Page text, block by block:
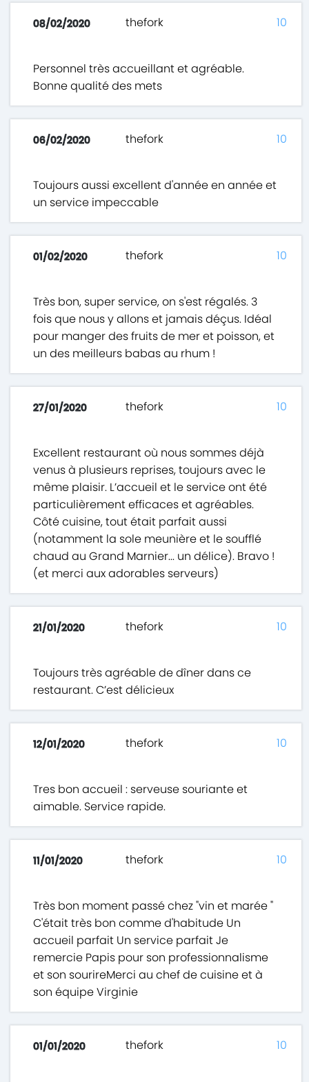
08/02/2020 thefork
Personnel très accueillant et agréable.
Bonne qualité des mets
10
06/02/2020 thefork
Toujours aussi excellent d'année en année et
un service impeccable
10
01/02/2020 thefork
Très bon, super service, on s'est régalés. 3
fois que nous y allons et jamais déçus. Idéal
pour manger des fruits de mer et poisson, et
un des meilleurs babas au rhum !
10
27/01/2020 thefork
Excellent restaurant où nous sommes déjà
venus à plusieurs reprises, toujours avec le
même plaisir. L’accueil et le service ont été
particulièrement efficaces et agréables.
Côté cuisine, tout était parfait aussi
(notamment la sole meunière et le soufflé
chaud au Grand Marnier... un délice). Bravo !
(et merci aux adorables serveurs)
10
21/01/2020 thefork
Toujours très agréable de dîner dans ce
restaurant. C’est délicieux
10
12/01/2020 thefork
Tres bon accueil : serveuse souriante et
aimable. Service rapide.
10
11/01/2020 thefork
Très bon moment passé chez "vin et marée "
C'était très bon comme d'habitude Un
accueil parfait Un service parfait Je
remercie Papis pour son professionnalisme
et son sourireMerci au chef de cuisine et à
son équipe Virginie
10
01/01/2020 thefork 10